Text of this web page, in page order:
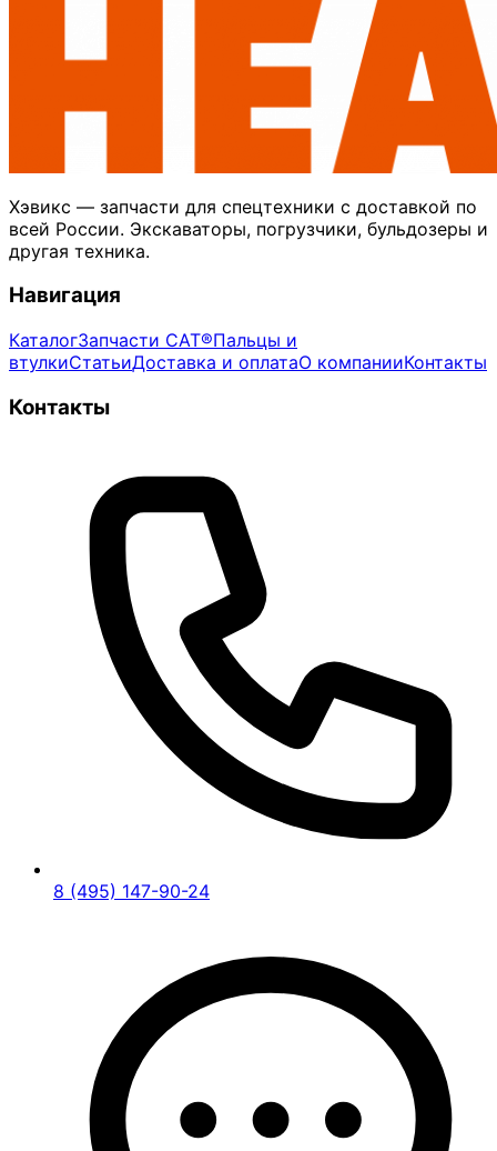
Хэвикс — запчасти для спецтехники с доставкой по
всей России. Экскаваторы, погрузчики, бульдозеры и
другая техника.
Навигация
КаталогЗапчасти CAT®Пальцы и
втулкиСтатьиДоставка и оплатаО компанииКонтакты
Контакты
8 (495) 147-90-24